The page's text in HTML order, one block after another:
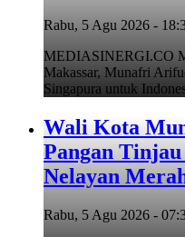
Rabu, 5 Agu 2026 -
MEDIASINERGI.CO
Makassar, Munafri
Singapura untuk
Wali Kota
Pangan
Nelayan
Rabu, 5 Agu 2026 -